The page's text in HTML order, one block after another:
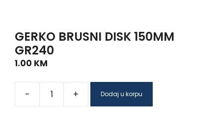
GERKO BRUSNI DISK 150MM
GR240
1.00 KM
- + Dodaj u korpu